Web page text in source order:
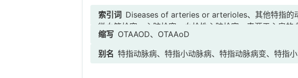
索引词 Diseases of arteries or arterioles、其他特指的
微血管栓塞、心脏栓塞、血栓性心脏栓塞、来源于心房
的血栓性心脏栓塞、来源于心室的血栓性心脏栓塞、来源
附壁血栓的血栓性心脏栓塞、来源于人工心脏瓣膜的血栓
缩写 OTAAOD、OTAAoD
别名 特指动脉病、特指小动脉病、特指动脉病变、特指